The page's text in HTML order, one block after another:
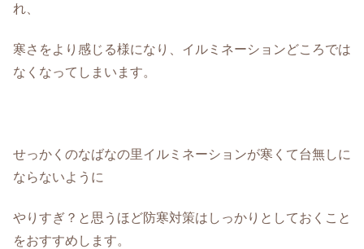
れ、
寒さをより感じる様になり、イルミネーションどころでは
なくなってしまいます。
せっかくのなばなの里イルミネーションが寒くて台無しに
ならないように
やりすぎ？と思うほど防寒対策はしっかりとしておくこと
をおすすめします。